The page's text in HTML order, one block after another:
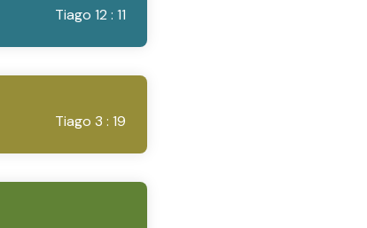
Tiago 12 : 11
Tiago 3 : 19